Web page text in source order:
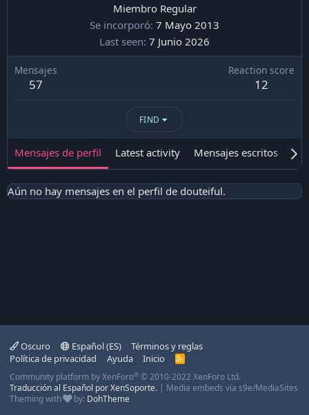
Miembro Regular
Se incorporó 7 Mayo 2013
Last seen 7 Junio 2026
Mensajes
57
Reaction score
12
FIND
Mensajes de perfil Latest activity Mensajes escritos
Aún no hay mensajes en el perfil de douteiful.
Oscuro Español (ES)
Términos y reglas
Política de privacidad
Ayuda Inicio
R
S
Community platform by XenForo® © 2010-2022 XenForo Ltd.
Traducción al Español por XenSoporte. | Media embeds via s9e/MediaSites
Theming with
by: DohTheme